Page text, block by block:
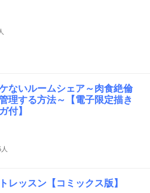
ないルームシェア～肉食絶倫
理する方法～【電子限定描き
付】
レッスン【コミックス版】